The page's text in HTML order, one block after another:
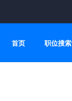
首页 职位搜索